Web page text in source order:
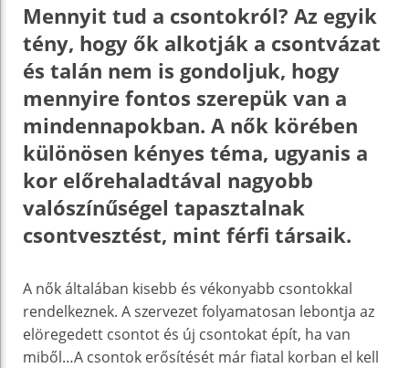
Mennyit tud a csontokról? Az egyik
tény, hogy ők alkotják a csontvázat
és talán nem is gondoljuk, hogy
mennyire fontos szerepük van a
mindennapokban. A nők körében
különösen kényes téma, ugyanis a
kor előrehaladtával nagyobb
valószínűségel tapasztalnak
csontvesztést, mint férfi társaik.
A nők általában kisebb és vékonyabb csontokkal
rendelkeznek. A szervezet folyamatosan lebontja az
elöregedett csontot és új csontokat épít, ha van
miből…A csontok erősítését már fiatal korban el kell